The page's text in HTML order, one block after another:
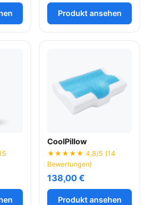
Produkt ansehen
CoolPillow
★★★★★ 4,8/5 (14
Bewertungen)
138,00 €
Produkt ansehen